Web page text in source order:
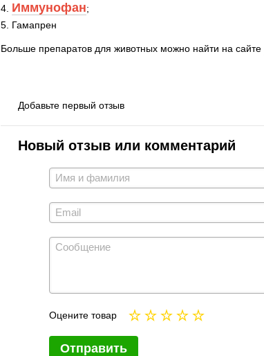
4. Иммунофан;
5. Гамапрен
Больше препаратов для животных можно найти на сайте
Добавьте первый отзыв
Новый отзыв или комментарий
Оцените товар
Отправить